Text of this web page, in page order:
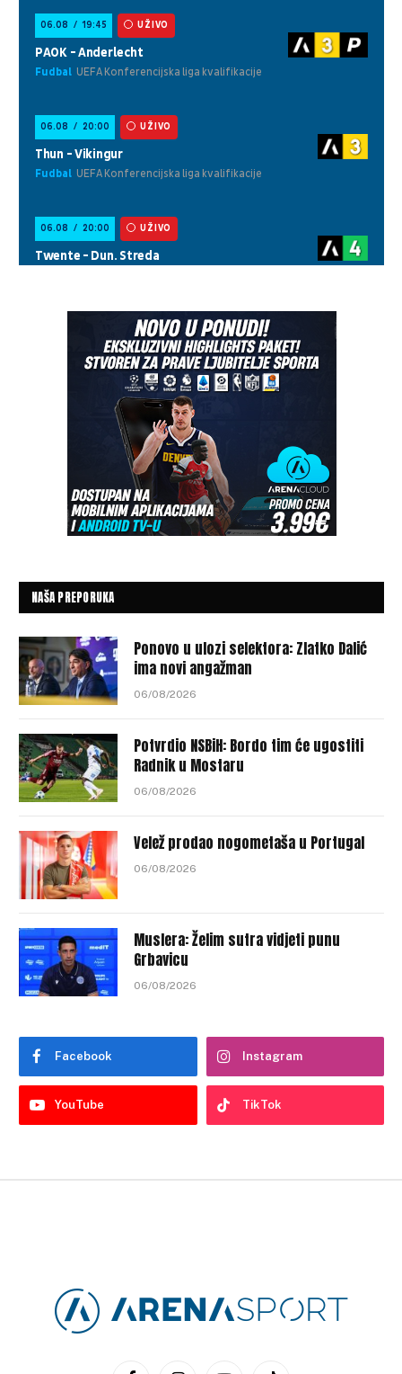
NAŠA PREPORUKA
Ponovo u ulozi selektora: Zlatko Dalić
ima novi angažman
06/08/2026
Potvrdio NSBiH: Bordo tim će ugostiti
Radnik u Mostaru
06/08/2026
Velež prodao nogometaša u Portugal
06/08/2026
Muslera: Želim sutra vidjeti punu
Grbavicu
06/08/2026
Facebook Instagram
YouTube TikTok